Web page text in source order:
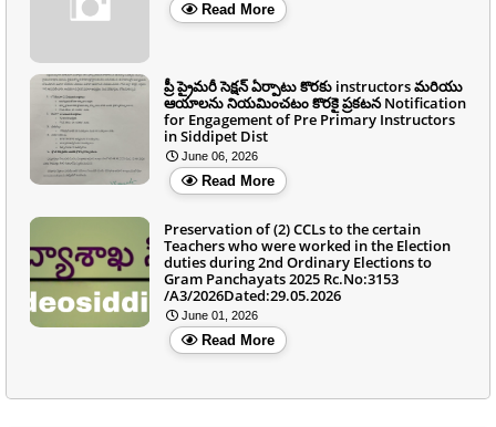
Read More
ప్రీ ప్రైమరీ సెక్షన్ ఏర్పాటు కొరకు instructors మరియు
ఆయాలను నియమించటం కొరకై ప్రకటన Notification
for Engagement of Pre Primary Instructors
in Siddipet Dist
June 06, 2026
Read More
Preservation of (2) CCLs to the certain
Teachers who were worked in the Election
duties during 2nd Ordinary Elections to
Gram Panchayats 2025 Rc.No:3153
/A3/2026Dated:29.05.2026
June 01, 2026
Read More